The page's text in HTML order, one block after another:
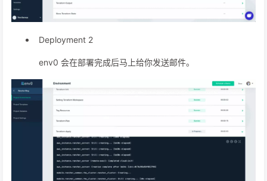
Deployment 2
env0 会在部署完成后马上给你发送邮件。